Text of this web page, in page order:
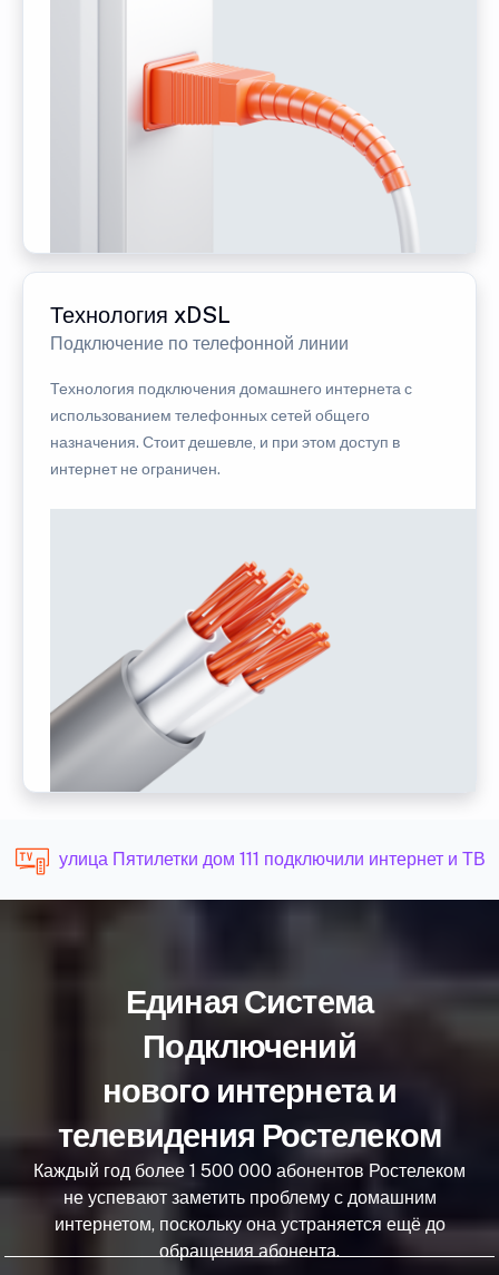
Технология xDSL
Подключение по телефонной линии
Технология подключения домашнего интернета с
использованием телефонных сетей общего
назначения. Стоит дешевле, и при этом доступ в
интернет не ограничен.
улица Пятилетки дом 111 подключили интернет и ТВ
Единая Система
Подключений
нового интернета и
телевидения Ростелеком
Каждый год более 1 500 000 абонентов Ростелеком
не успевают заметить проблему с домашним
интернетом, поскольку она устраняется ещё до
обращения абонента.